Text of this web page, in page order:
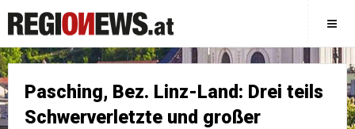
Pasching, Bez. Linz-Land: Drei teils
Schwerverletzte und großer